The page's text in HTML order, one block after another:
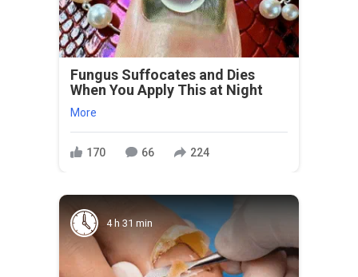
Fungus Suffocates and Dies
When You Apply This at Night
More
170 66 224
4 h 31 min